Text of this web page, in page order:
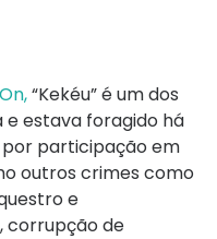
“Kekéu” é um dos
e estava foragido há
por participação em
outros crimes como
e
corrupção de